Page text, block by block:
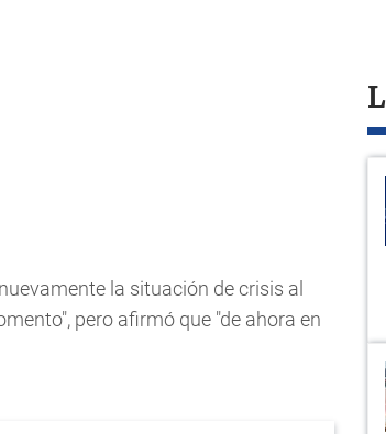
la situación de crisis al
pero afirmó que "de ahora en